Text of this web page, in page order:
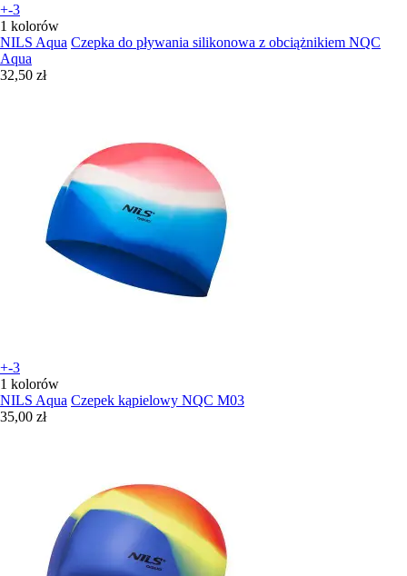
+-3
1 kolorów
NILS Aqua Czepka do pływania silikonowa z obciążnikiem NQC
Aqua
32,50 zł
+-3
1 kolorów
NILS Aqua Czepek kąpielowy NQC M03
35,00 zł